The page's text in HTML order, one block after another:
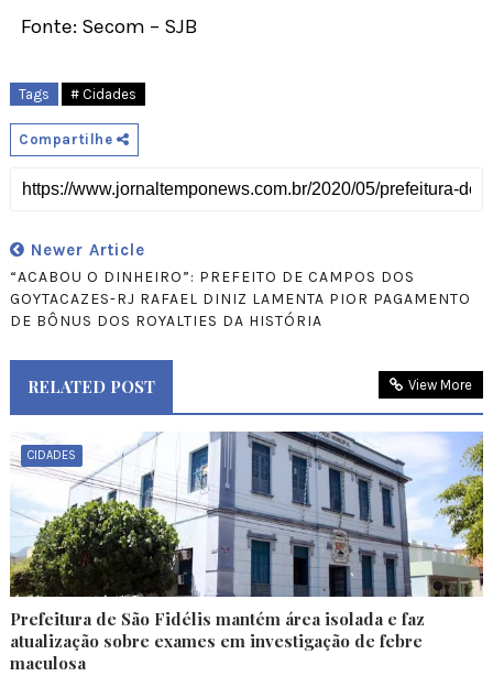
Fonte: Secom – SJB
Tags # Cidades
Compartilhe
Newer Article
“ACABOU O DINHEIRO”: PREFEITO DE CAMPOS DOS
GOYTACAZES-RJ RAFAEL DINIZ LAMENTA PIOR PAGAMENTO
DE BÔNUS DOS ROYALTIES DA HISTÓRIA
RELATED POST View More
CIDADES
Prefeitura de São Fidélis mantém área isolada e faz
atualização sobre exames em investigação de febre
maculosa